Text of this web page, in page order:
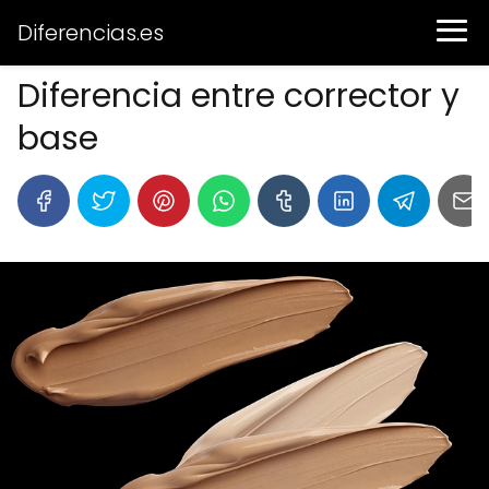
Diferencias.es
Diferencia entre corrector y
base